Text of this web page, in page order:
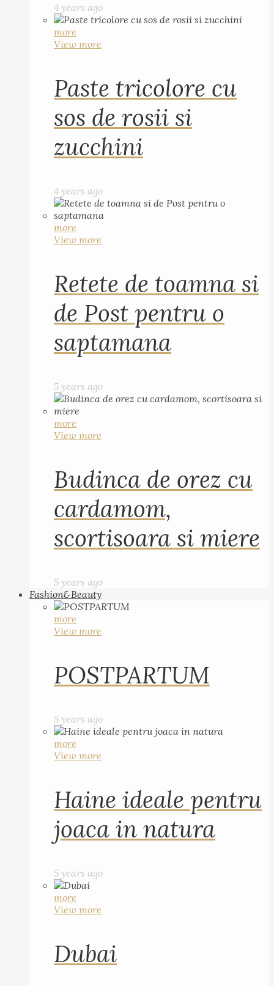
4 years ago
more
View more
Paste tricolore cu
sos de rosii si
zucchini
4 years ago
more
View more
Retete de toamna si
de Post pentru o
saptamana
5 years ago
more
View more
Budinca de orez cu
cardamom,
scortisoara si miere
5 years ago
Fashion&Beauty
more
View more
POSTPARTUM
5 years ago
more
View more
Haine ideale pentru
joaca in natura
5 years ago
more
View more
Dubai